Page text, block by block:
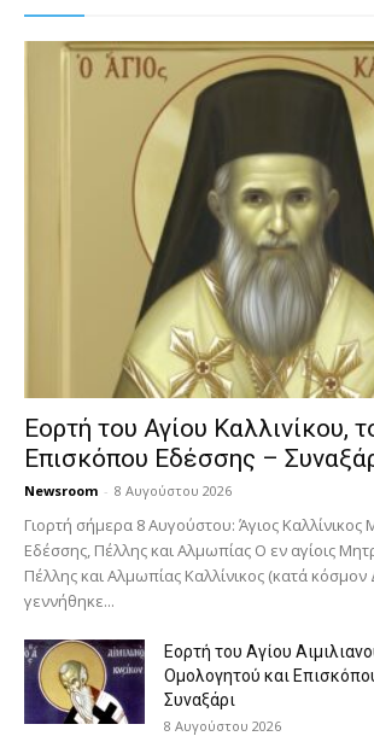
Εορτή του Αγίου Καλλινίκου,
Επισκόπου Εδέσσης –
Newsroom - 8 Αυγούστου 2026
Γιορτή σήμερα 8 Αυγούστου: Άγιος Καλλίνικος
Εδέσσης, Πέλλης και Αλμωπίας Ο εν αγίοις
Πέλλης και Αλμωπίας Καλλίνικος (κατά
γεννήθηκε...
Εορτή του Αγίου
Ομολογητού και
Συναξάρι
8 Αυγούστου 2026